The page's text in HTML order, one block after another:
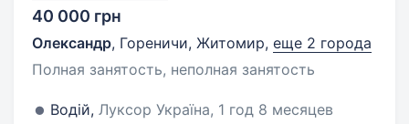
40 000 грн
Олександр, Гореничи, Житомир, еще 2 города
Полная занятость, неполная занятость
Водій, Луксор Україна, 1 год 8 месяцев